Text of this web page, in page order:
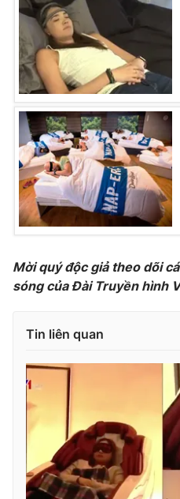
Sản phẩm
Thị trường
Tư vấn
Lịch phát sóng
Chuyên mục khác
Emagazine
Photo
Video
VTV Money
VTV4
Liên hệ tòa soạn
Mời quý độc giả theo dõi
sóng của Đài Truyền hình
Tin liên quan